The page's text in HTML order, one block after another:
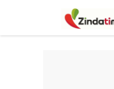
content